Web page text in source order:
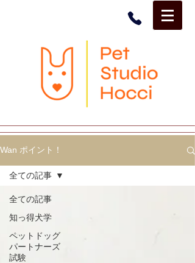
Wan ポイント！
全ての記事
知っ得犬学
ペットドッグ
パートナーズ
試験
全ての記事